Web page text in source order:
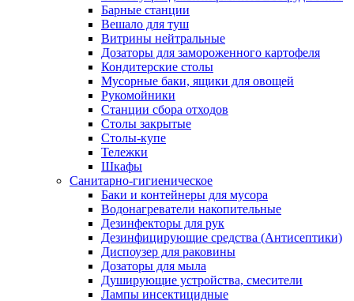
Барные станции
Вешало для туш
Витрины нейтральные
Дозаторы для замороженного картофеля
Кондитерские столы
Мусорные баки, ящики для овощей
Рукомойники
Станции сбора отходов
Столы закрытые
Столы-купе
Тележки
Шкафы
Санитарно-гигиеническое
Баки и контейнеры для мусора
Водонагреватели накопительные
Дезинфекторы для рук
Дезинфицирующие средства (Антисептики)
Диспоузер для раковины
Дозаторы для мыла
Душирующие устройства, смесители
Лампы инсектицидные